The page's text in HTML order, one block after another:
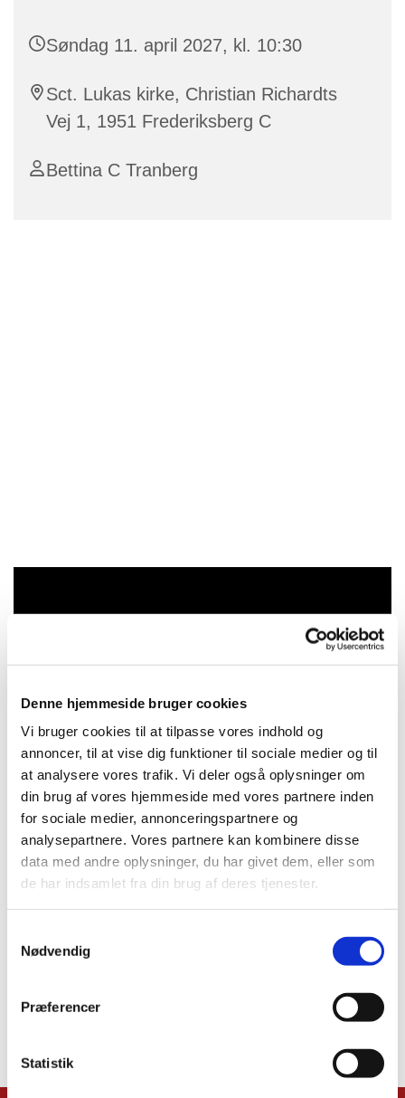
Denne hjemmeside bruger cookies
Vi bruger cookies til at tilpasse vores indhold og
annoncer, til at vise dig funktioner til sociale medier og til
at analysere vores trafik. Vi deler også oplysninger om
din brug af vores hjemmeside med vores partnere inden
for sociale medier, annonceringspartnere og
analysepartnere. Vores partnere kan kombinere disse
data med andre oplysninger, du har givet dem, eller som
de har indsamlet fra din brug af deres tjenester.
Nødvendig
Præferencer
Statistik
Søndag 11. april 2027, kl. 10:30
Sct. Lukas kirke, Christian Richardts
Vej 1, 1951 Frederiksberg C
Bettina C Tranberg
Du vil måske også kunne lide...